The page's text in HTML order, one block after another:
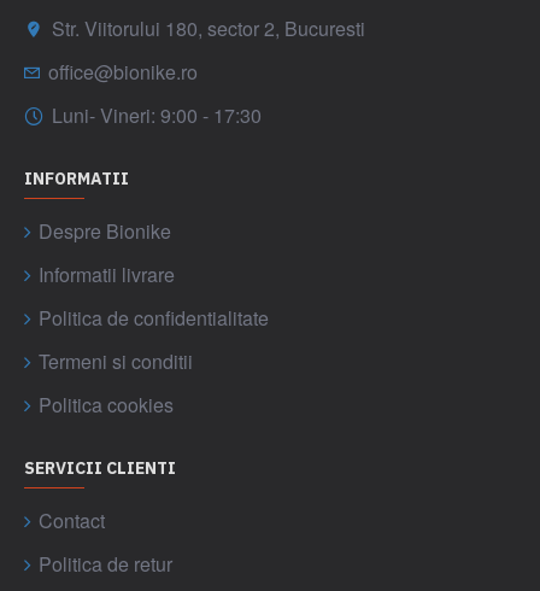
Str. Viitorului 180, sector 2, Bucuresti
office@bionike.ro
Luni- Vineri: 9:00 - 17:30
INFORMATII
Despre Bionike
Informatii livrare
Politica de confidentialitate
Termeni si conditii
Politica cookies
SERVICII CLIENTI
Contact
Politica de retur